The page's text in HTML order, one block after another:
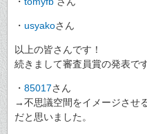
・ usyakoさん
以上の皆さんです！
続きまして審査員賞の発表です
・ 85017さん
→不思議空間をイメージさせ
だと思いました。